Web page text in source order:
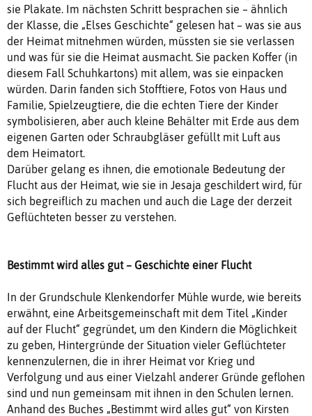
sie Plakate. Im nächsten Schritt besprachen sie – ähnlich
der Klasse, die „Elses Geschichte“ gelesen hat – was sie aus
der Heimat mitnehmen würden, müssten sie sie verlassen
und was für sie die Heimat ausmacht. Sie packen Koffer (in
diesem Fall Schuhkartons) mit allem, was sie einpacken
würden. Darin fanden sich Stofftiere, Fotos von Haus und
Familie, Spielzeugtiere, die die echten Tiere der Kinder
symbolisieren, aber auch kleine Behälter mit Erde aus dem
eigenen Garten oder Schraubgläser gefüllt mit Luft aus
dem Heimatort.
Darüber gelang es ihnen, die emotionale Bedeutung der
Flucht aus der Heimat, wie sie in Jesaja geschildert wird, für
sich begreiflich zu machen und auch die Lage der derzeit
Geflüchteten besser zu verstehen.
Bestimmt wird alles gut – Geschichte einer Flucht
In der Grundschule Klenkendorfer Mühle wurde, wie bereits
erwähnt, eine Arbeitsgemeinschaft mit dem Titel „Kinder
auf der Flucht“ gegründet, um den Kindern die Möglichkeit
zu geben, Hintergründe der Situation vieler Geflüchteter
kennenzulernen, die in ihrer Heimat vor Krieg und
Verfolgung und aus einer Vielzahl anderer Gründe geflohen
sind und nun gemeinsam mit ihnen in den Schulen lernen.
Anhand des Buches „Bestimmt wird alles gut“ von Kirsten